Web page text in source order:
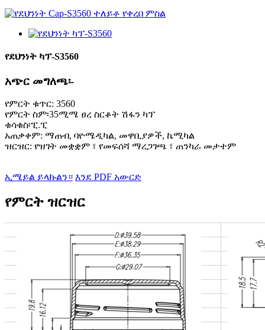
የደህንነት ካፕ-S3560
አጭር መግለጫ፡-
የምርት ቁጥር: 3560
የምርት ስም፡35ሚሜ ፀረ ስርቆት ሽፋን ካፕ
ቁሳቁስ፡ፒ.ፒ
አጠቃቀም: ማጠብ, ባዮሜዲካል, መዋቢያዎች, ኬሚካል
ዝርዝር: የዝገት መቋቋም ፣ የመፍሰሻ ማረጋገጫ ፣ ጠንካራ መታተም
ኢሜይል ይላኩልን። እንደ PDF አውርድ
የምርት ዝርዝር